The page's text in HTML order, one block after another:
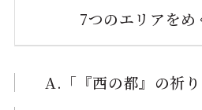
7つのエリアをめ
A.「『西の都』の祈り